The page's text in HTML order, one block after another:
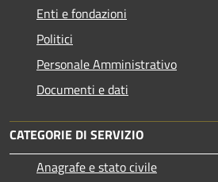
Enti e fondazioni
Politici
Personale Amministrativo
Documenti e dati
CATEGORIE DI SERVIZIO
Anagrafe e stato civile